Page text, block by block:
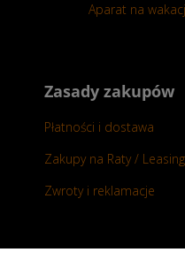
Aparat na
Zasady zakupów
Płatności i dostawa
Zakupy na Raty / Leasing
Zwroty i reklamacje